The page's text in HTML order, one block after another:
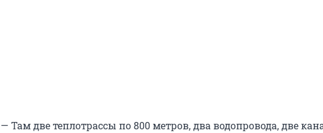
— Там две теплотрассы по 800 метров, два водопровода, две